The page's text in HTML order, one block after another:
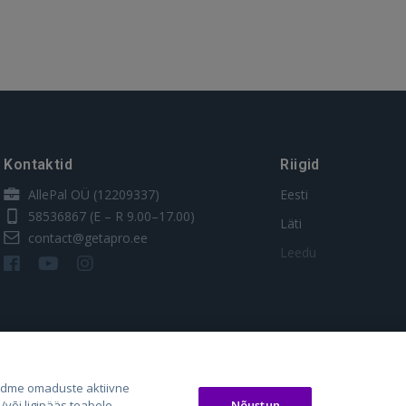
Kontaktid
AllePal OÜ (12209337)
58536867 (E – R 9.00–17.00)
contact@getapro.ee
Riigid
Eesti
Läti
Leedu
omaduste aktiivne